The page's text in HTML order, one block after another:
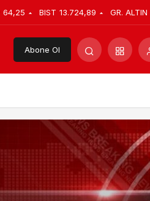
64,25 BIST 13.724,89 GR. ALTIN
Abone Ol